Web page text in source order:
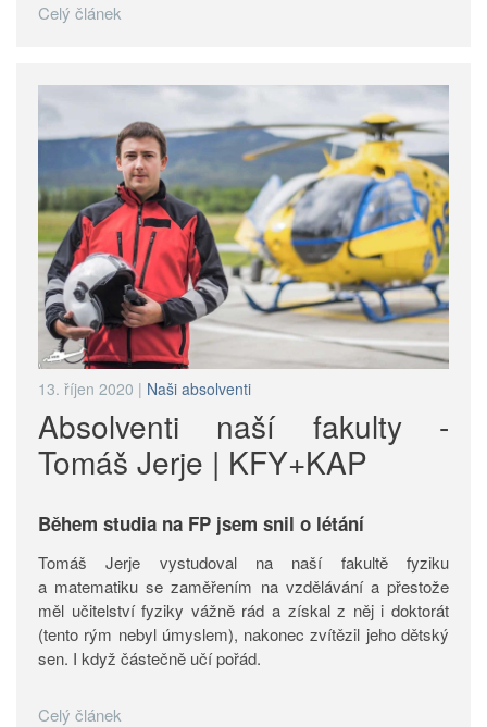
Celý článek
13. říjen 2020 | Naši absolventi
Absolventi naší fakulty -
Tomáš Jerje | KFY+KAP
Během studia na FP jsem snil o létání
Tomáš Jerje vystudoval na naší fakultě fyziku
a matematiku se zaměřením na vzdělávání a přestože
měl učitelství fyziky vážně rád a získal z něj i doktorát
(tento rým nebyl úmyslem), nakonec zvítězil jeho dětský
sen. I když částečně učí pořád.
Celý článek